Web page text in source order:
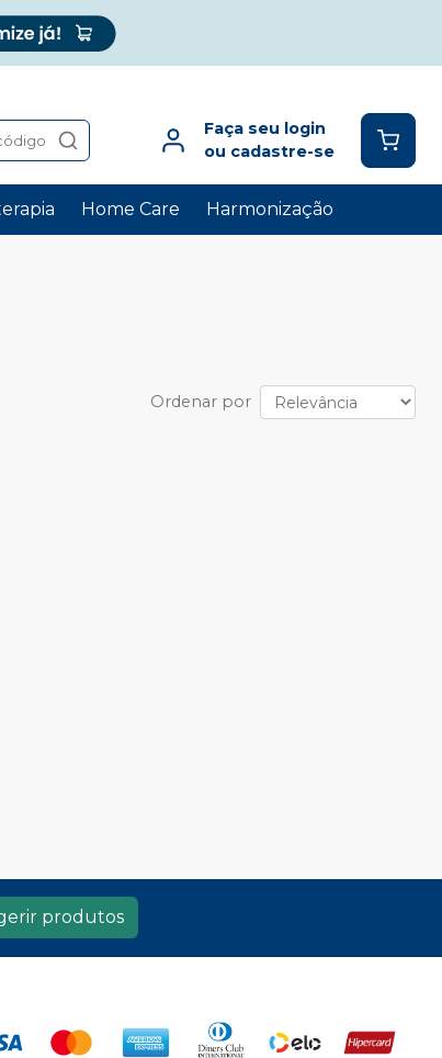
Faça seu login
ou cadastre-se
Home Care Harmonização
Ordenar por
produtos